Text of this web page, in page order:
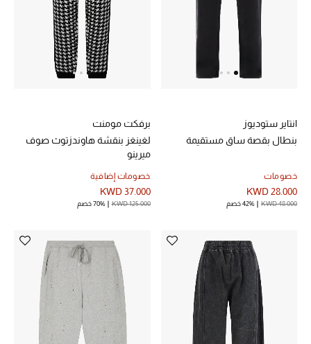
مستلزمات المنزل
ما وصلنا حديثاً
الحقائب النسائية
أحذية النسائية
انتاير ستوديوز
بنطال بقصة ساق مستقيمة
خصومات
KWD 28.000
KWD 48.000 42% خصم
برفكت مومنت
لغينغز بنقشة هاوندزتوث صوف
ميرينو
خصومات إضافية
KWD 37.000
KWD 125.000 70% خصم